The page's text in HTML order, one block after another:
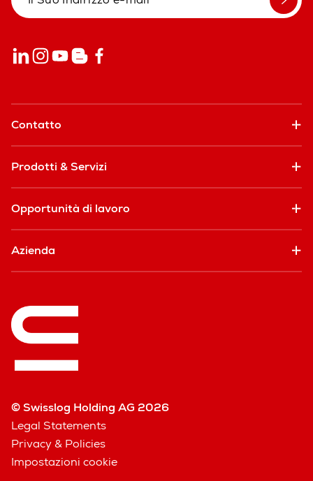
Contatto
Prodotti & Servizi
Opportunità di lavoro
Azienda
© Swisslog Holding AG 2026
Legal Statements
Privacy & Policies
Impostazioni cookie